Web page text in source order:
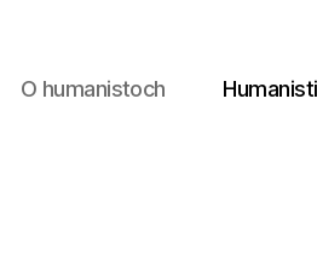
O humanistoch